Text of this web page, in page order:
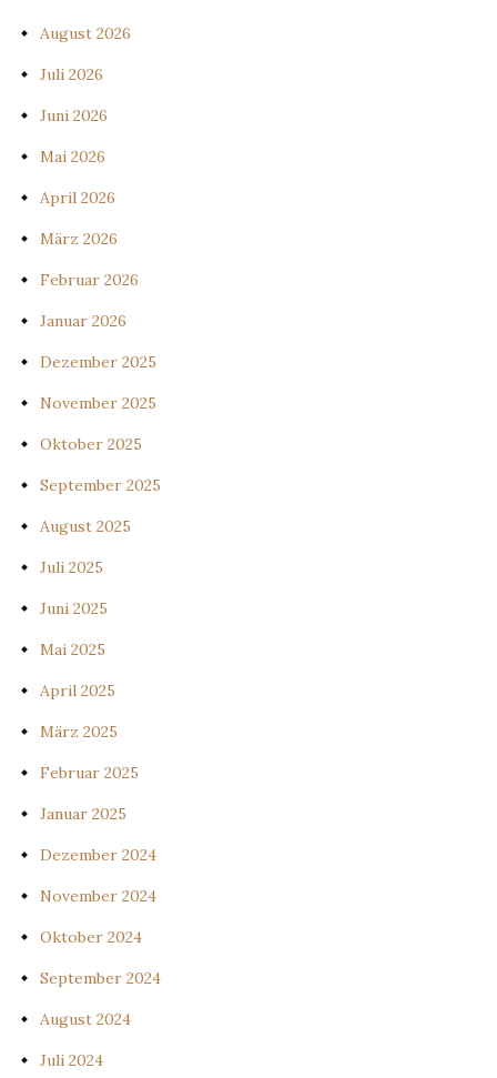
August 2026
Juli 2026
Juni 2026
Mai 2026
April 2026
März 2026
Februar 2026
Januar 2026
Dezember 2025
November 2025
Oktober 2025
September 2025
August 2025
Juli 2025
Juni 2025
Mai 2025
April 2025
März 2025
Februar 2025
Januar 2025
Dezember 2024
November 2024
Oktober 2024
September 2024
August 2024
Juli 2024